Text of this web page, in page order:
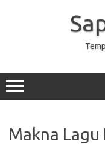
Makna Lagu